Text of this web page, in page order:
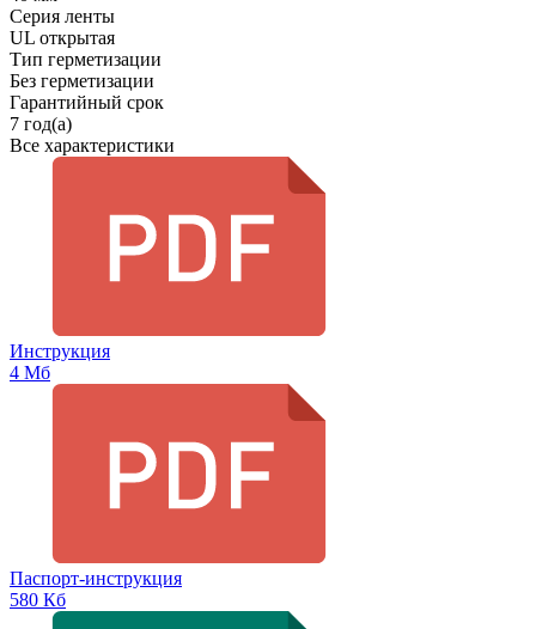
Серия ленты
UL открытая
Тип герметизации
Без герметизации
Гарантийный срок
7 год(а)
Все характеристики
Инструкция
4 Мб
Паспорт-инструкция
580 Кб